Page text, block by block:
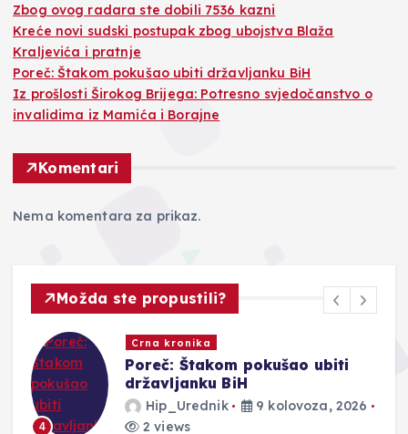
Zbog ovog radara ste dobili 7536 kazni
Kreće novi sudski postupak zbog ubojstva Blaža
Kraljevića i pratnje
Poreč: Štakom pokušao ubiti državljanku BiH
Iz prošlosti Širokog Brijega: Potresno svjedočanstvo o
invalidima iz Mamića i Borajne
Komentari
Nema komentara za prikaz.
Možda ste propustili?
4
Crna kronika
Poreč: Štakom pokušao ubiti
državljanku BiH
Hip_Urednik
9 kolovoza, 2026
2 views